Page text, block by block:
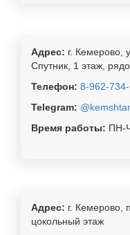
Адрес: г. Кемерово,
Спутник, 1 этаж,
Телефон: 8-962-
Telegram:
Время работы: ПН-
Адрес: г. Кемерово,
цокольный этаж